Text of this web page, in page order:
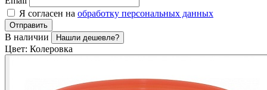
Я согласен на обработку персональных данных
Отправить
В наличии Нашли дешевле?
Цвет: Колеровка